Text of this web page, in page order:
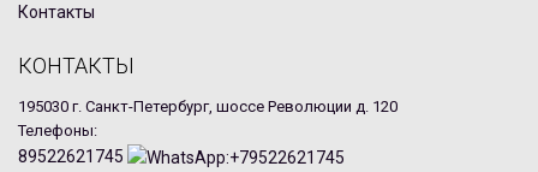
Контакты
КОНТАКТЫ
195030 г. Санкт-Петербург, шоссе Революции д. 120
Телефоны:
89522621745